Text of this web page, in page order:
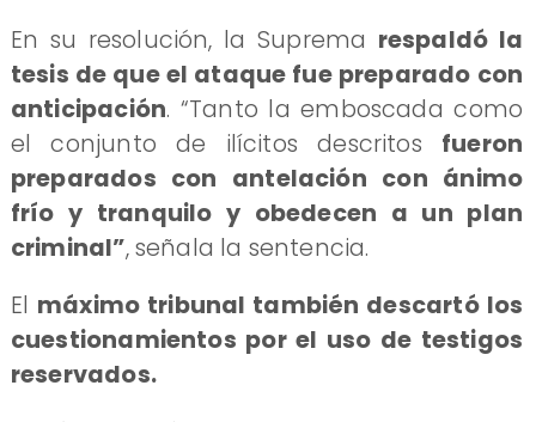
En su resolución, la Suprema respaldó la
tesis de que el ataque fue preparado con
anticipación. “Tanto la emboscada como
el conjunto de ilícitos descritos fueron
preparados con antelación con ánimo
frío y tranquilo y obedecen a un plan
criminal”, señala la sentencia.
El máximo tribunal también descartó los
cuestionamientos por el uso de testigos
reservados.